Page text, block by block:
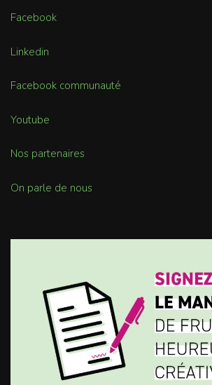
Facebook
Linkedin
Facebook communauté
Youtube
Nos partenaires
On parle de nous